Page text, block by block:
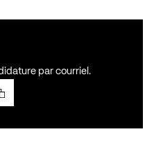
par courriel.